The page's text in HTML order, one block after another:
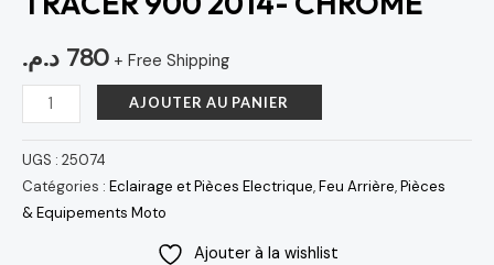
780 د.م. + Free Shipping
CHROME
AJOUTER AU PANIER
UGS : 25074
Catégories : Eclairage et Pièces Electrique,Feu Arrière,Pièces
& Equipements Moto
Ajouter à la wishlist